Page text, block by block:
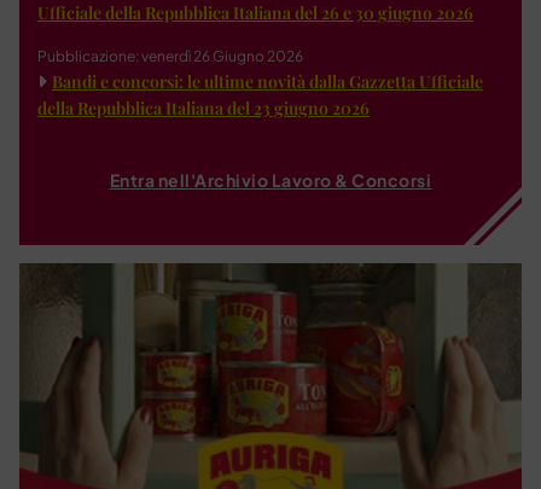
Ufficiale della Repubblica Italiana del 26 e 30 giugno 2026
Pubblicazione: venerdì 26 Giugno 2026
Bandi e concorsi: le ultime novità dalla Gazzetta Ufficiale
della Repubblica Italiana del 23 giugno 2026
Entra nell'Archivio Lavoro & Concorsi